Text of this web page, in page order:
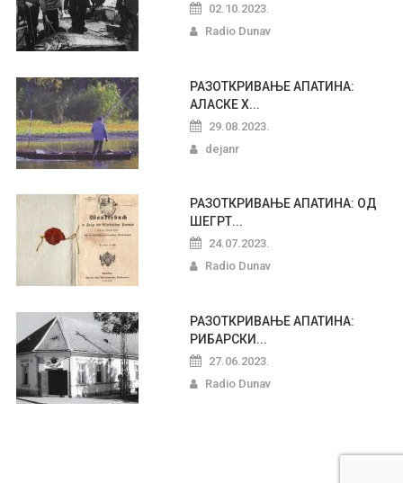
02.10.2023.
Radio Dunav
РАЗОТКРИВАЊЕ АПАТИНА:
АЛАСКЕ Х...
29.08.2023.
dejanr
РАЗОТКРИВАЊЕ АПАТИНА: ОД
ШЕГРТ...
24.07.2023.
Radio Dunav
РАЗОТКРИВАЊЕ АПАТИНА:
РИБАРСКИ...
27.06.2023.
Radio Dunav